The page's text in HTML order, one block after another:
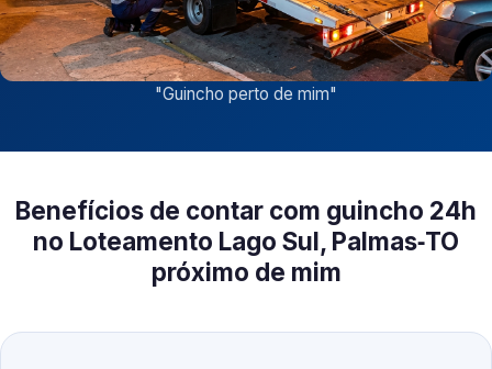
"Guincho perto de mim"
Benefícios de contar com guincho 24h
no Loteamento Lago Sul, Palmas‑TO
próximo de mim